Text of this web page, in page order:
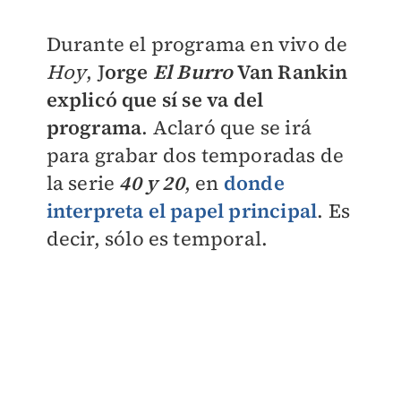
Durante el programa en vivo de
Hoy, Jorge El BurroVan Rankin
explicó que sí se va del
programa. Aclaró que se irá
para grabar dos temporadas de
la serie 40 y 20, en donde
interpreta el papel principal. Es
decir, sólo es temporal.